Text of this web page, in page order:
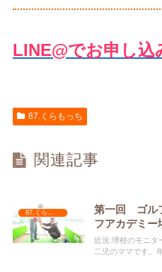
LINE@でお申し込
87.くらもっち
関連記事
第一回 ゴル
フアカデミ
近況:堺校のモニタ
二児のママです。